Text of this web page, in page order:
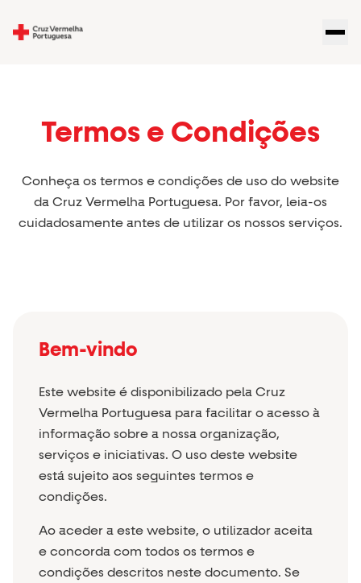
Selecionar idioma
Termos e Condições
Conheça os termos e condições de uso do website
da Cruz Vermelha Portuguesa. Por favor, leia-os
cuidadosamente antes de utilizar os nossos serviços.
Bem-vindo
Este website é disponibilizado pela Cruz
Vermelha Portuguesa para facilitar o acesso à
informação sobre a nossa organização,
serviços e iniciativas. O uso deste website
está sujeito aos seguintes termos e
condições.
Ao aceder a este website, o utilizador aceita
e concorda com todos os termos e
condições descritos neste documento. Se